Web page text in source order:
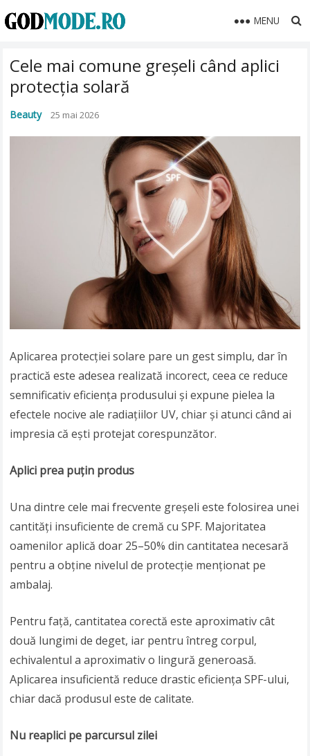
MENU
Cele mai comune greșeli când aplici
protecția solară
Beauty 25 mai 2026
Aplicarea protecției solare pare un gest simplu, dar în
practică este adesea realizată incorect, ceea ce reduce
semnificativ eficiența produsului și expune pielea la
efectele nocive ale radiațiilor UV, chiar și atunci când ai
impresia că ești protejat corespunzător.
Aplici prea puțin produs
Una dintre cele mai frecvente greșeli este folosirea unei
cantități insuficiente de cremă cu SPF. Majoritatea
oamenilor aplică doar 25–50% din cantitatea necesară
pentru a obține nivelul de protecție menționat pe
ambalaj.
Pentru față, cantitatea corectă este aproximativ cât
două lungimi de deget, iar pentru întreg corpul,
echivalentul a aproximativ o lingură generoasă.
Aplicarea insuficientă reduce drastic eficiența SPF-ului,
chiar dacă produsul este de calitate.
Nu reaplici pe parcursul zilei